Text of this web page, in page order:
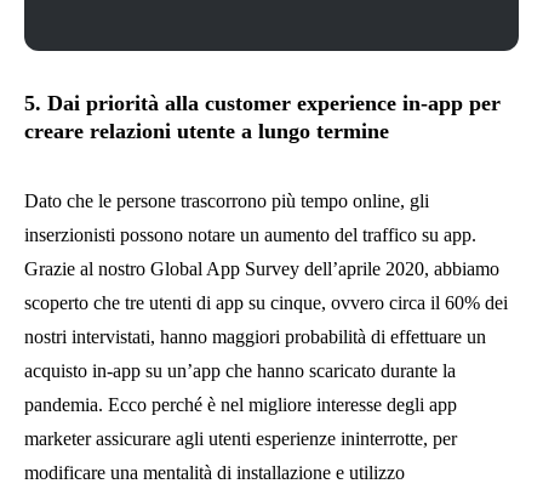
5. Dai priorità alla customer experience in-app per
creare relazioni utente a lungo termine
Dato che le persone trascorrono più tempo online, gli
inserzionisti possono notare un aumento del traffico su app.
Grazie al nostro Global App Survey dell’aprile 2020, abbiamo
scoperto che tre utenti di app su cinque, ovvero circa il 60% dei
nostri intervistati, hanno maggiori probabilità di effettuare un
acquisto in-app su un’app che hanno scaricato durante la
pandemia. Ecco perché è nel migliore interesse degli app
marketer assicurare agli utenti esperienze ininterrotte, per
modificare una mentalità di installazione e utilizzo